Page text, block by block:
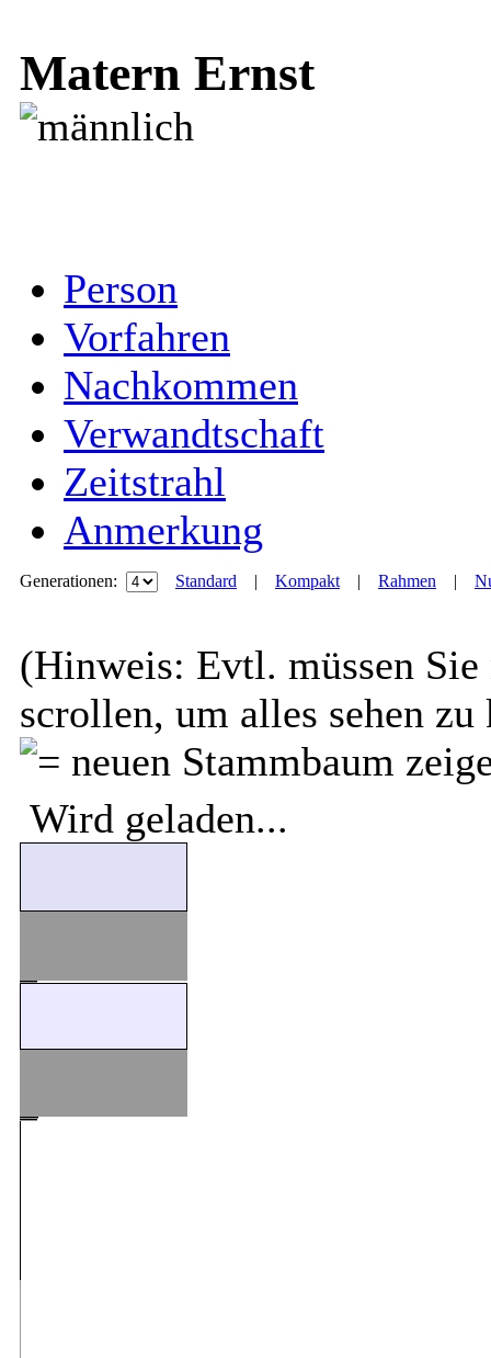
Matern Ernst
Person
Vorfahren
Nachkommen
Verwandtschaft
Zeitstrahl
Anmerkung
Generationen: Standard | Kompakt| Rahmen |
(Hinweis: Evtl. müssen Sie
scrollen, um alles sehen
Wird geladen...